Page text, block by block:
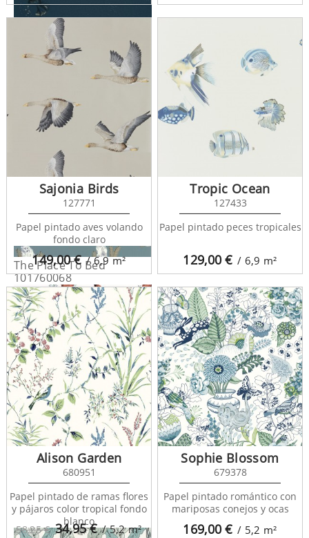
The Place To Bed
101756120
The Place To Bed
101760068
The Place To Bed
101764073
149,00€ / 6,9m²
Sajonia Birds
127771
Papel pintado aves volando
fondo claro
129,00€ / 6,9 m²
Tropic Ocean
127433
Papel pintado peces tropicales
58,25 € 34,95€ / 5,2m²
Alison Garden
680951
Papel pintado de ramas flores
y pájaros color tropical fondo
blanco
169,00€ / 5,2 m²
Sophie Blossom
679378
Papel pintado romántico con
mariposas conejos y ocas